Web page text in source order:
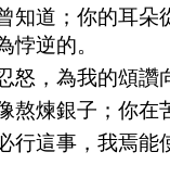
知道；你的耳
悖逆的。
怒，為我的頌讚
熬煉銀子；你在
行這事，我焉